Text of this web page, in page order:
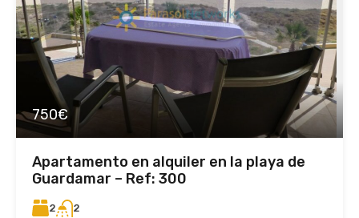
750€
Apartamento en alquiler en la playa de
Guardamar – Ref: 300
2 2